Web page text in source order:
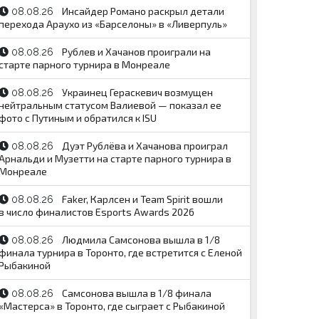
08.08.26
Инсайдер Романо раскрыл детали
Араухо из «Барселоны» в «Ливерпуль»
08.08.26
Рублев и Хачанов проиграли на
парного турнира в Монреале
08.08.26
Украинец Гераскевич возмущен
статусом Валиевой — показал ее
с Путиным и обратился к ISU
08.08.26
Дуэт Рублёва и Хачанова проиграл
и Музетти на старте парного турнира в
08.08.26
Faker, Карлсен и Team Spirit вошли
число финалистов Esports Awards 2026
08.08.26
Людмила Самсонова вышла в 1/8
турнира в Торонто, где встретится с Еленой
08.08.26
Самсонова вышла в 1/8 финала
в Торонто, где сыграет с Рыбакиной